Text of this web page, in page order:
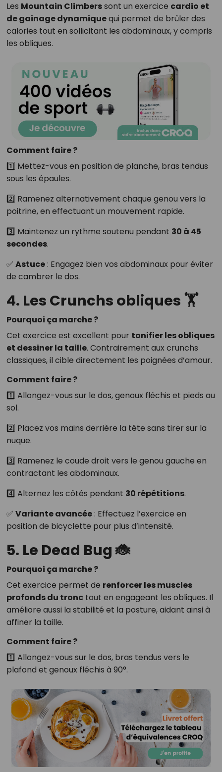
Les Mountain Climberssont un exercice cardio et
de gainage dynamiquequi permet de brûler des
calories tout en sollicitant les abdominaux, y compris
les obliques.
Comment faire ?
1️⃣ Mettez-vous en position de planche, bras tendus
sous les épaules.
2️⃣ Ramenez alternativement chaque genou vers la
poitrine, en effectuant un mouvement rapide.
3️⃣ Maintenez un rythme soutenu pendant 30 à 45
secondes.
✅ Astuce: Engagez bien vos abdominaux pour éviter
de cambrer le dos.
4. Les Crunchs obliques 🏋️
Pourquoi ça marche ?
Cet exercice est excellent pour tonifier les obliques
et dessiner la taille. Contrairement aux crunchs
classiques, il cible directement les poignées d’amour.
Comment faire ?
1️⃣ Allongez-vous sur le dos, genoux fléchis et pieds au
sol.
2️⃣ Placez vos mains derrière la tête sans tirer sur la
nuque.
3️⃣ Ramenez le coude droit vers le genou gauche en
contractant les abdominaux.
4️⃣ Alternez les côtés pendant 30 répétitions.
✅ Variante avancée: Effectuez l’exercice en
position de bicyclette pour plus d’intensité.
5. Le Dead Bug 🐞
Pourquoi ça marche ?
Cet exercice permet de renforcer les muscles
profonds du tronctout en engageant les obliques. Il
améliore aussi la stabilité et la posture, aidant ainsi à
affiner la taille.
Comment faire ?
1️⃣ Allongez-vous sur le dos, bras tendus vers le
plafond et genoux fléchis à 90°.